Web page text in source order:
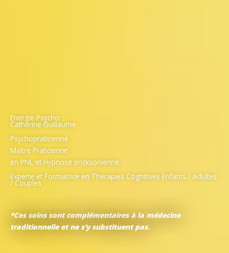
Energie Psycho
Catherine Guillaume
Psychopraticienne
Maître Praticienne
en PNL et Hypnose ericksonienne
Experte et Formatrice en Thérapies Cognitives Enfants / Adultes
/ Couples
*Ces soins sont complémentaires à la médecine
traditionnelle et ne s’y substituent pas.